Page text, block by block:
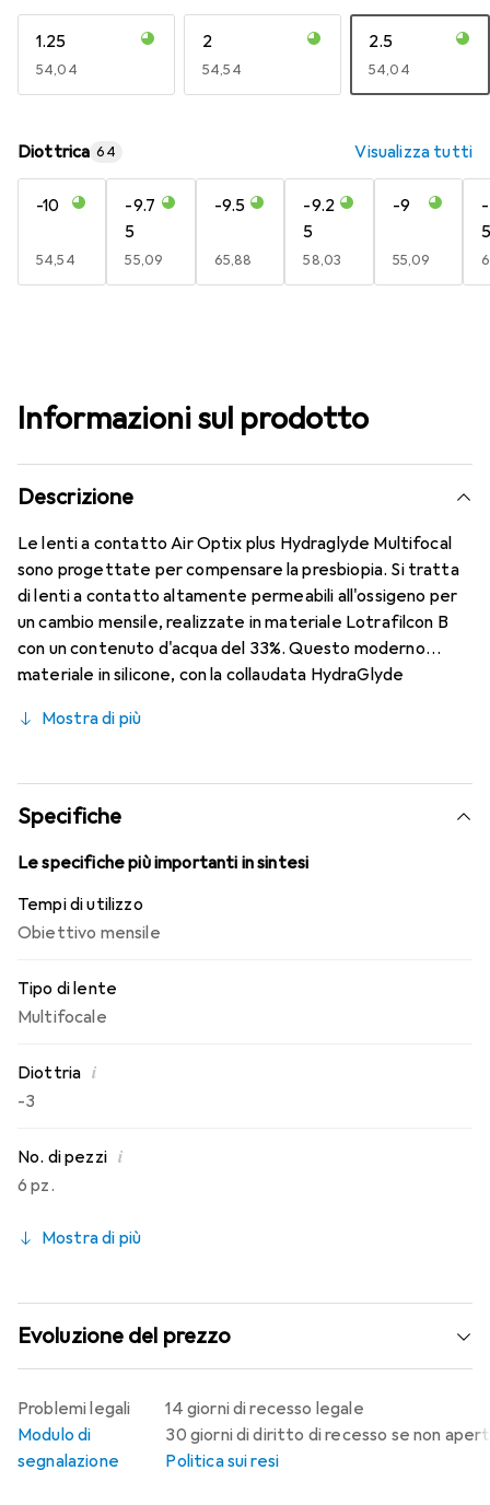
1.25
EUR
54,04
2
EUR
54,54
2.5
EUR
54,04
Diottrica 64 Visualizza tutti
-10
EUR
54,54
-9.7
5
EUR
55,09
-9.5
EUR
65,88
-9.2
5
EUR
58,03
-9
EUR
55,09
Informazioni sul prodotto
Descrizione
Le lenti a contatto Air Optix plus Hydraglyde Multifocal
sono progettate per compensare la presbiopia. Si tratta
di lenti a contatto altamente permeabili all'ossigeno per
un cambio mensile, realizzate in materiale Lotrafilcon B
con un contenuto d'acqua del 33%. Questo moderno
materiale in silicone, con la collaudata HydraGlyde
SmartShield, garantendo un'ottimale umidificazione della
utilizzo prolungato. Grazie alla tecnologia Precision
Transition Design, è possibile avere una visione nitida a
tutte le distanze.
Mostra di più
Specifiche
Le specifiche più importanti in sintesi
Tempi di utilizzo
Obiettivo mensile
Tipo di lente
Multifocale
Diottria i
-3
No. di pezzi i
6 pz.
Mostra di più
Evoluzione del prezzo
14 giorni di recesso legale
30 giorni di diritto di recesso se non
Politica sui resi
Problemi legali
Modulo di
segnalazione